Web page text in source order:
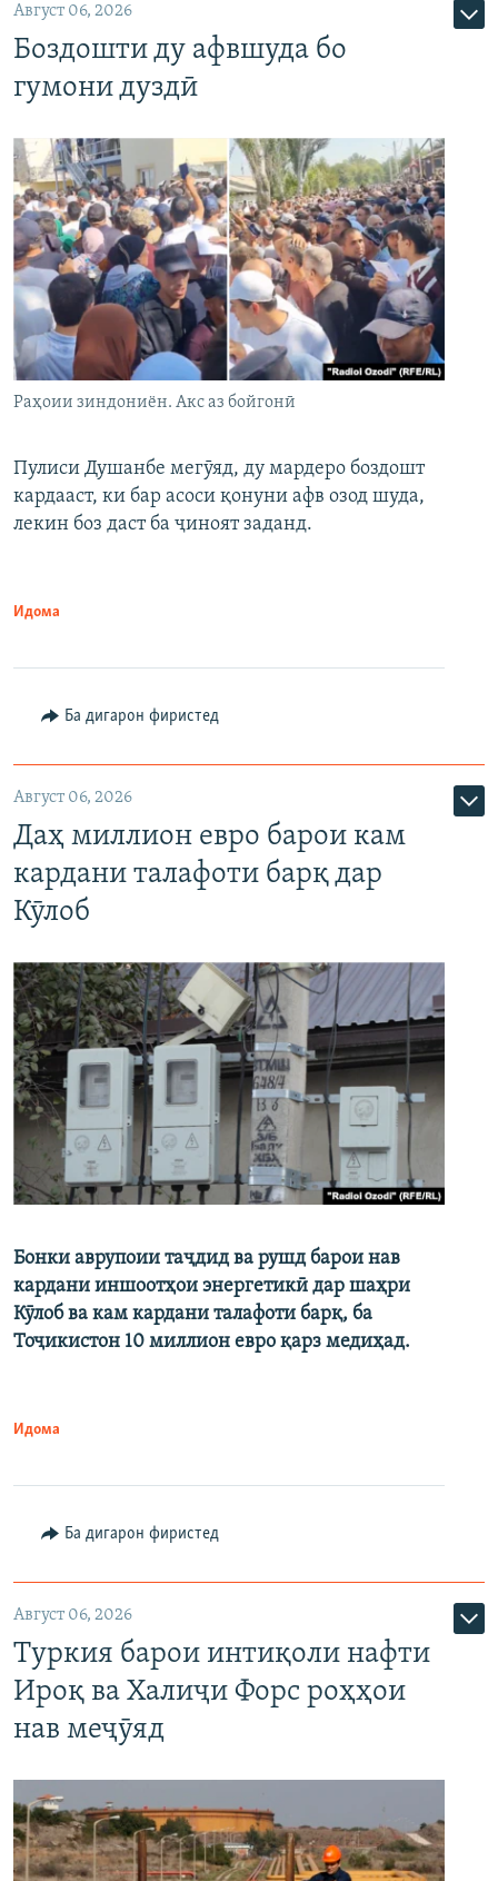
Август 06, 2026
Боздошти ду афвшуда бо
гумони дуздӣ
Раҳоии зиндониён. Акс аз бойгонӣ
Пулиси Душанбе мегӯяд, ду мардеро боздошт
кардааст, ки бар асоси қонуни афв озод шуда,
лекин боз даст ба ҷиноят заданд.
Идома
Ба дигарон фиристед
Август 06, 2026
Даҳ миллион евро барои кам
кардани талафоти барқ дар
Кӯлоб
Бонки аврупоии таҷдид ва рушд барои нав
кардани иншоотҳои энергетикӣ дар шаҳри
Кӯлоб ва кам кардани талафоти барқ, ба
Тоҷикистон 10 миллион евро қарз медиҳад.
Идома
Ба дигарон фиристед
Август 06, 2026
Туркия барои интиқоли нафти
Ироқ ва Халиҷи Форс роҳҳои
нав меҷӯяд